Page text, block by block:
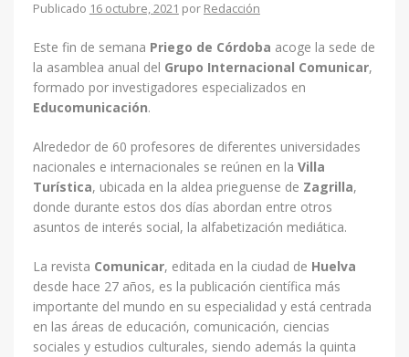
Publicado 16 octubre, 2021 por Redacción
Este fin de semana Priego de Córdoba acoge la sede de
la asamblea anual del Grupo Internacional Comunicar,
formado por investigadores especializados en
Educomunicación.
Alrededor de 60 profesores de diferentes universidades
nacionales e internacionales se reúnen en la Villa
Turística, ubicada en la aldea prieguense de Zagrilla,
donde durante estos dos días abordan entre otros
asuntos de interés social, la alfabetización mediática.
La revista Comunicar, editada en la ciudad de Huelva
desde hace 27 años, es la publicación científica más
importante del mundo en su especialidad y está centrada
en las áreas de educación, comunicación, ciencias
sociales y estudios culturales, siendo además la quinta